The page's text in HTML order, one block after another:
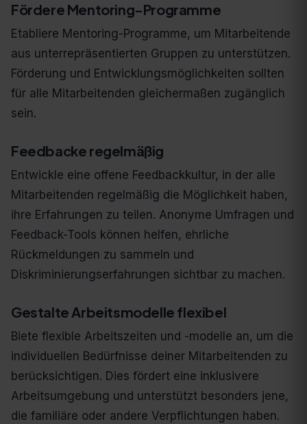
Fördere Mentoring-Programme
Etabliere Mentoring-Programme, um Mitarbeitende
aus unterrepräsentierten Gruppen zu unterstützen.
Förderung und Entwicklungsmöglichkeiten sollten
für alle Mitarbeitenden gleichermaßen zugänglich
sein.
Feedbacke regelmäßig
Entwickle eine offene Feedbackkultur, in der alle
Mitarbeitenden regelmäßig die Möglichkeit haben,
ihre Erfahrungen zu teilen. Anonyme Umfragen und
Feedback-Tools können helfen, ehrliche
Rückmeldungen zu sammeln und
Diskriminierungserfahrungen sichtbar zu machen.
Gestalte Arbeitsmodelle flexibel
Biete flexible Arbeitszeiten und -modelle an, um die
individuellen Bedürfnisse deiner Mitarbeitenden zu
berücksichtigen. Dies fördert eine inklusivere
Arbeitsumgebung und unterstützt besonders jene,
die familiäre oder andere Verpflichtungen haben.